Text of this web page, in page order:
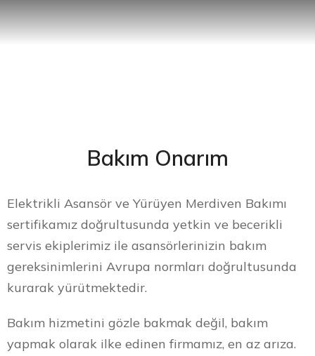
Bakım Onarım
Elektrikli Asansör ve Yürüyen Merdiven Bakımı
sertifikamız doğrultusunda yetkin ve becerikli
servis ekiplerimiz ile asansörlerinizin bakım
gereksinimlerini Avrupa normları doğrultusunda
kurarak yürütmektedir.
Bakım hizmetini gözle bakmak değil, bakım
yapmak olarak ilke edinen firmamız, en az arıza.